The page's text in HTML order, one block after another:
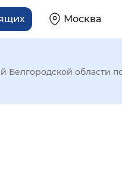
Москва
Белгородской области